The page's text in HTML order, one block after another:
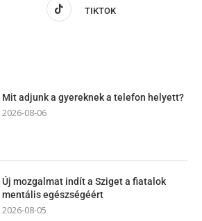
TIKTOK
Mit adjunk a gyereknek a telefon helyett?
2026-08-06
Új mozgalmat indít a Sziget a fiatalok
mentális egészségéért
2026-08-05